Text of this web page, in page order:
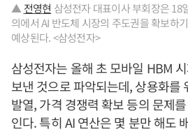
▲ 전영현 삼성전자 대표이사 부회장은 18
의에서 AI 반도체 시장의 주도권을 확보하
예상된다. <삼성전자>
삼성전자는 올해 초 모바일 HBM
보낸 것으로 파악되는데, 상용화를
발열, 가격 경쟁력 확보 등의 문제
인다. 특히 AI 연산은 몇 분만 해도